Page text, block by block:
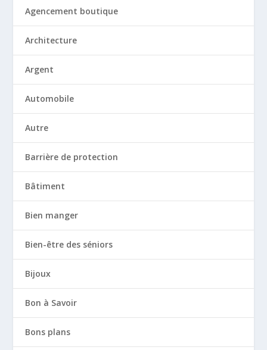
Agencement boutique
Architecture
Argent
Automobile
Autre
Barrière de protection
Bâtiment
Bien manger
Bien-être des séniors
Bijoux
Bon à Savoir
Bons plans